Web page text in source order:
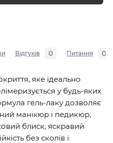
Відгуків 0 Питання 0
яке ідеально
у будь-яких
гель-лаку дозволяє
манікюр і педикюр,
блиск, яскравий
без сколів і